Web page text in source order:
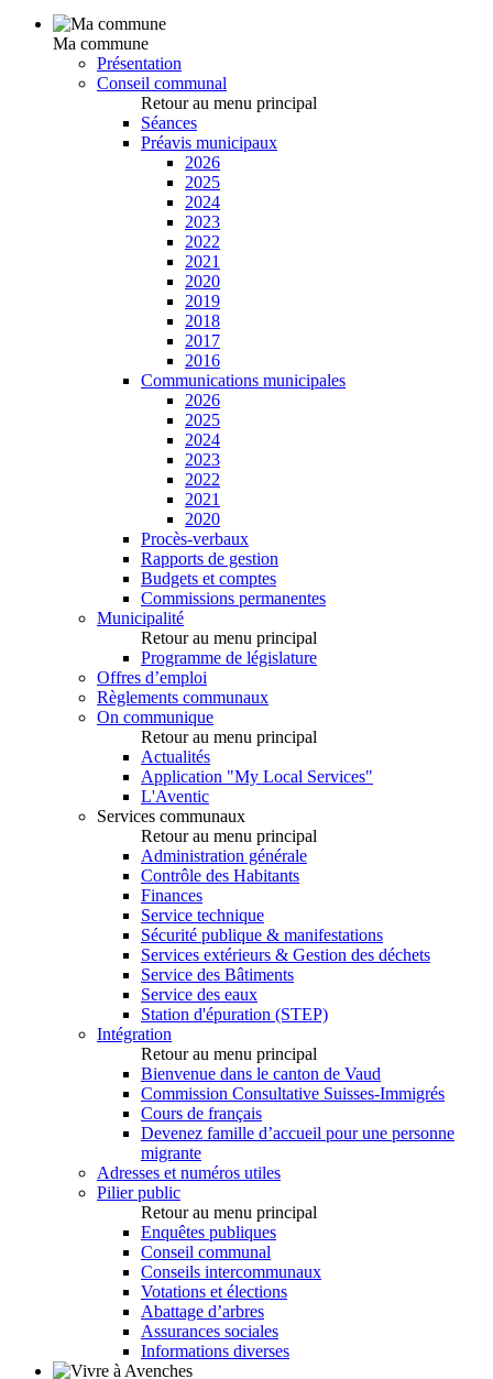
Ma commune
Présentation
Conseil communal
Retour au menu principal
Séances
Préavis municipaux
2026
2025
2024
2023
2022
2021
2020
2019
2018
2017
2016
Communications municipales
2026
2025
2024
2023
2022
2021
2020
Procès-verbaux
Rapports de gestion
Budgets et comptes
Commissions permanentes
Municipalité
Retour au menu principal
Programme de législature
Offres d’emploi
Règlements communaux
On communique
Retour au menu principal
Actualités
Application "My Local Services"
L'Aventic
Services communaux
Retour au menu principal
Administration générale
Contrôle des Habitants
Finances
Service technique
Sécurité publique & manifestations
Services extérieurs & Gestion des déchets
Service des Bâtiments
Service des eaux
Station d'épuration (STEP)
Intégration
Retour au menu principal
Bienvenue dans le canton de Vaud
Commission Consultative Suisses-Immigrés
Cours de français
Devenez famille d’accueil pour une personne
migrante
Adresses et numéros utiles
Pilier public
Retour au menu principal
Enquêtes publiques
Conseil communal
Conseils intercommunaux
Votations et élections
Abattage d’arbres
Assurances sociales
Informations diverses